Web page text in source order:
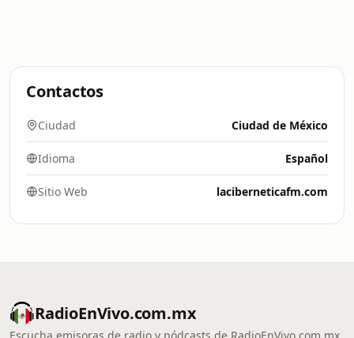
Contactos
Ciudad Ciudad de México
Idioma Español
Sitio Web laciberneticafm.com
RadioEnVivo.com.mx